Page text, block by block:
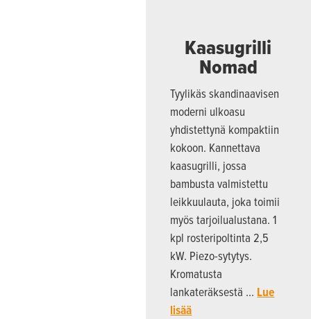
Kaasugrilli
Nomad
Tyylikäs skandinaavisen
moderni ulkoasu
yhdistettynä kompaktiin
kokoon. Kannettava
kaasugrilli, jossa
bambusta valmistettu
leikkuulauta, joka toimii
myös tarjoilualustana. 1
kpl rosteripoltinta 2,5
kW. Piezo-sytytys.
Kromatusta
lankateräksestä … Lue
lisää